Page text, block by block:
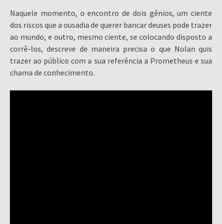
Naquele momento, o encontro de dois gênios, um ciente
dos riscos que a ousadia de querer bancar deuses pode trazer
ao mundo, e outro, mesmo ciente, se colocando disposto a
corrê-los, descreve de maneira precisa o que Nolan quis
trazer ao público com a sua referência a Prometheus e sua
chama de conhecimento.